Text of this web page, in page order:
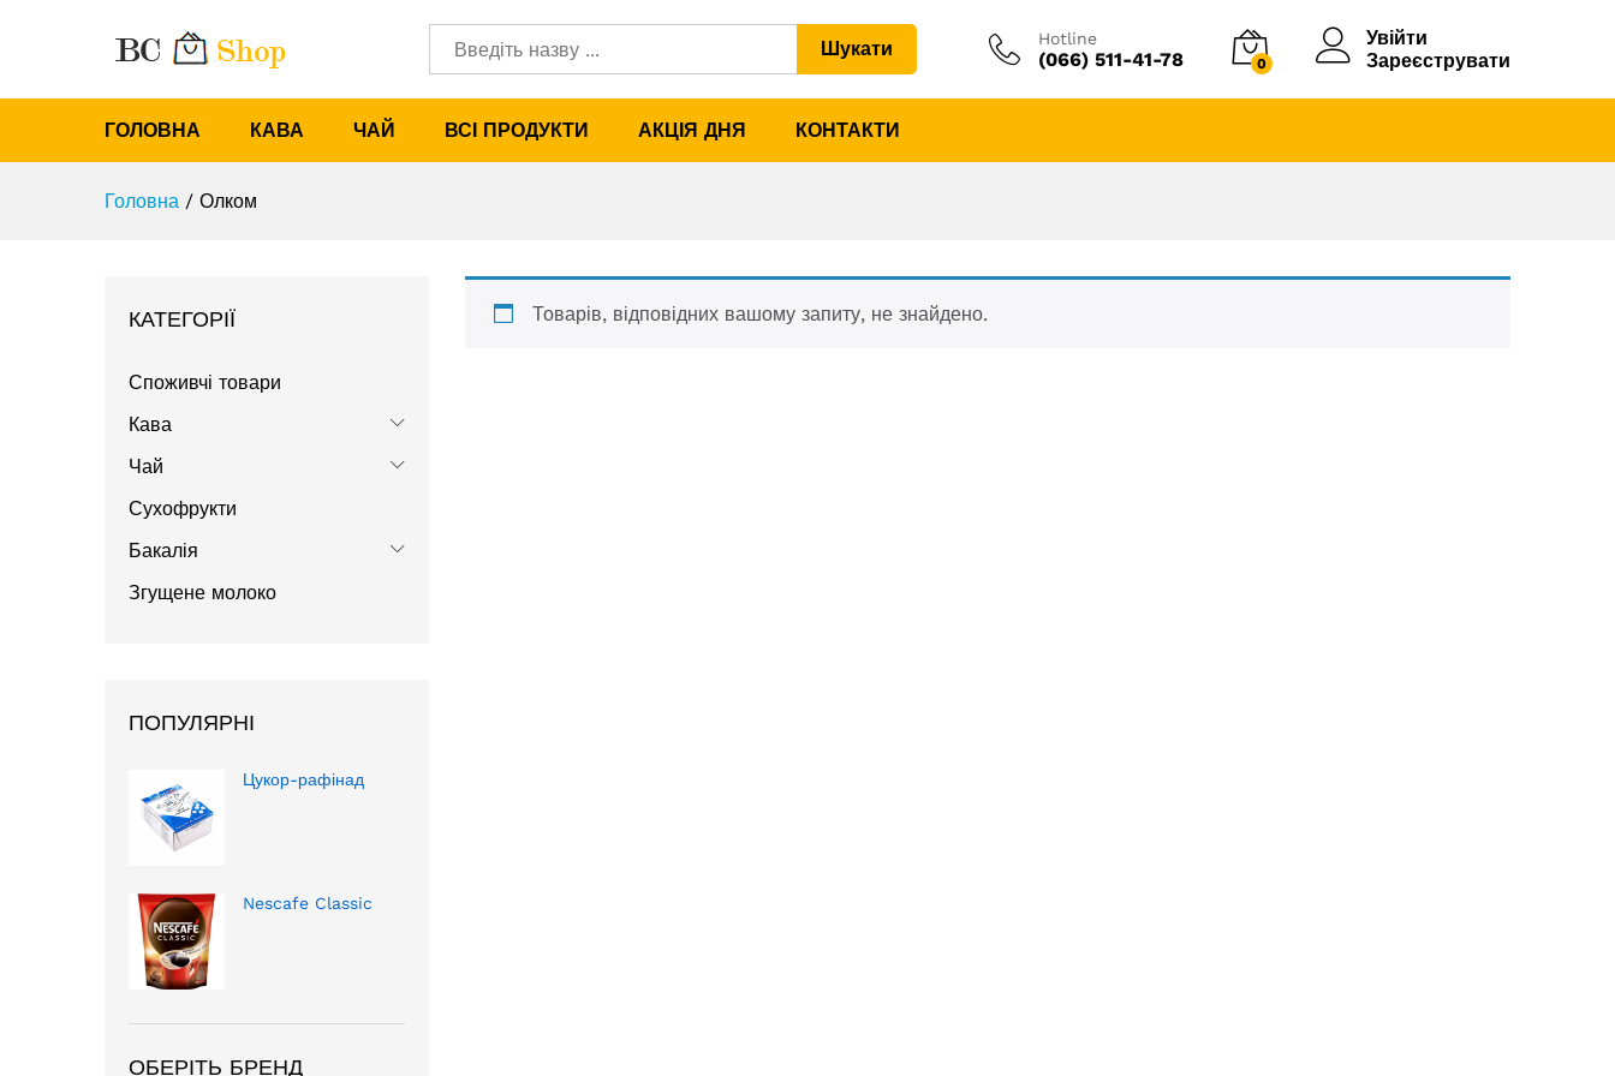
Категорії Шукати Hotline
(066) 511-41-78 0
Увійти
Зареєструвати
ГОЛОВНА КАВА ЧАЙ ВСІ ПРОДУКТИ АКЦІЯ ДНЯ КОНТАКТИ
Головна / Олком
Товарів, відповідних вашому запиту, не знайдено.
КАТЕГОРІЇ
Споживчі товари
Кава
Чай
Сухофрукти
Бакалія
Згущене молоко
ПОПУЛЯРНІ
Цукор-рафінад
Nescafe Classic
ОБЕРІТЬ БРЕНД